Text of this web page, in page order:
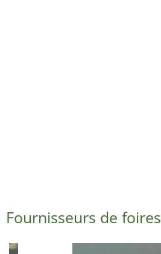
Fournisseurs de foires